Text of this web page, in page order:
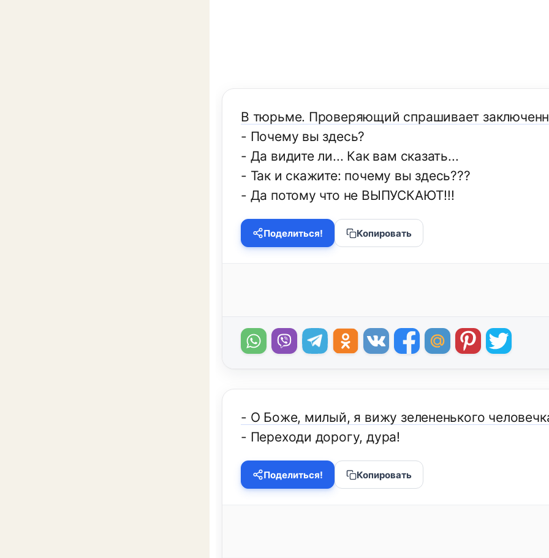
В тюрьме. Проверяющий спрашивает
- Почему вы здесь?
- Да видите ли... Как вам сказать...
- Так и скажите: почему вы здесь???
- Да потому что не ВЫПУСКАЮТ!!!
Поделиться! Копировать
- О Боже, милый, я вижу зелененького
- Переходи дорогу, дура!
Поделиться! Копировать